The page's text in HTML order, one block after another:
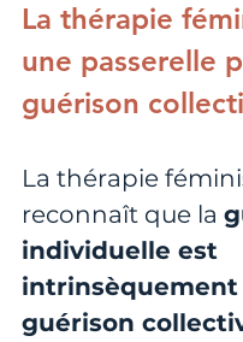
La thérapie
une passerelle
guérison
La thérapie
reconnaît que la
individuelle est
intrinsèquement
guérison